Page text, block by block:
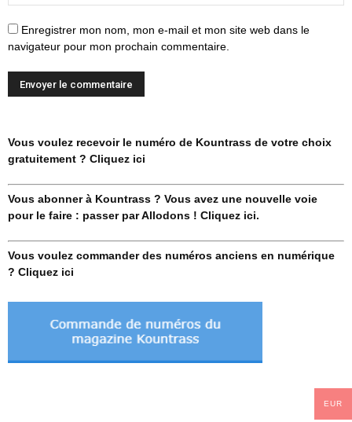
Enregistrer mon nom, mon e-mail et mon site web dans le
navigateur pour mon prochain commentaire.
Vous voulez recevoir le numéro de Kountrass de votre choix
gratuitement ? Cliquez ici
Vous abonner à Kountrass ? Vous avez une nouvelle voie
pour le faire : passer par Allodons ! Cliquez ici.
Vous voulez commander des numéros anciens en numérique
? Cliquez ici
EUR